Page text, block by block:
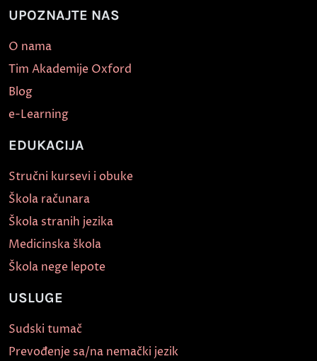
UPOZNAJTE NAS
O nama
Tim Akademije Oxford
Blog
e-Learning
EDUKACIJA
Stručni kursevi i obuke
Škola računara
Škola stranih jezika
Medicinska škola
Škola nege lepote
USLUGE
Sudski tumač
Prevođenje sa/na nemački jezik